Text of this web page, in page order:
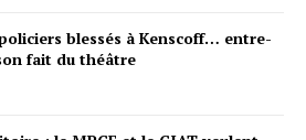
blessés à Kenscoff… entre-
fait du théâtre